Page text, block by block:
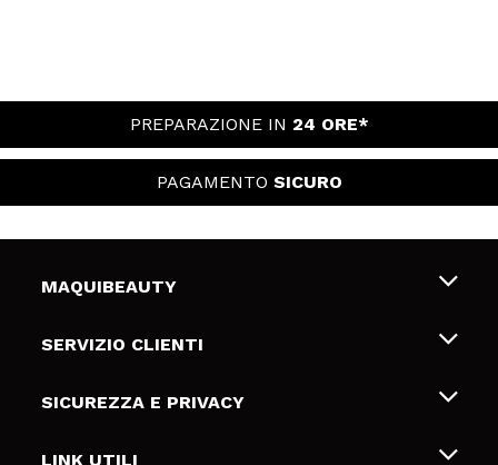
PREPARAZIONE IN 24 ORE*
PAGAMENTO SICURO
MAQUIBEAUTY
Chi siamo
Gift Cards
SERVIZIO CLIENTI
Spedizioni & Resi
Metodi di pagamamento
SICUREZZA E PRIVACY
Termini e condizioni
LINK UTILI